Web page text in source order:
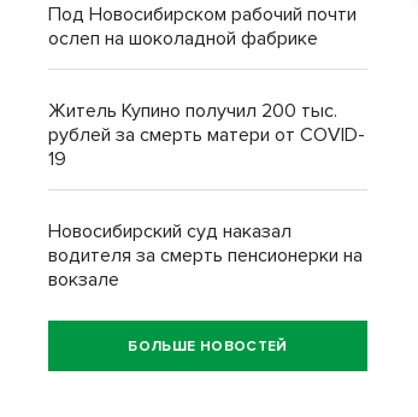
Под Новосибирском рабочий почти
ослеп на шоколадной фабрике
Житель Купино получил 200 тыс.
рублей за смерть матери от COVID-
19
Новосибирский суд наказал
водителя за смерть пенсионерки на
вокзале
БОЛЬШЕ НОВОСТЕЙ